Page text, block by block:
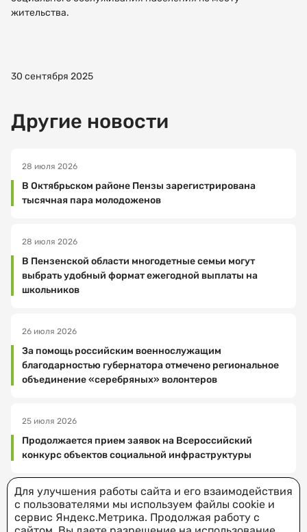
жительства.
30 сентября 2025
Другие новости
28 июля 2026
В Октябрьском районе Пензы зарегистрирована
тысячная пара молодоженов
28 июля 2026
В Пензенской области многодетные семьи могут
выбрать удобный формат ежегодной выплаты на
школьников
26 июля 2026
За помощь российским военнослужащим
благодарностью губернатора отмечено региональное
объединение «серебряных» волонтеров
25 июля 2026
Продолжается прием заявок на Всероссийский
конкурс объектов социальной инфраструктуры
ВСЕ НОВОСТИ
Ваш
Выберите
Выберите
услугу
Выберите
дату
Для улучшения работы сайта и его взаимодействия
с пользователями мы используем файлы cookie и
сервис Яндекс.Метрика. Продолжая работу с